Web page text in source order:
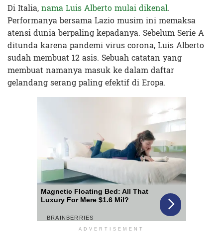
Di Italia,nama Luis Alberto mulai dikenal.
Performanya bersama Lazio musim ini memaksa
atensi dunia berpaling kepadanya. Sebelum Serie A
ditunda karena pandemi virus corona, Luis Alberto
sudah membuat 12 asis. Sebuah catatan yang
membuat namanya masuk ke dalam daftar
gelandang serang paling efektif di Eropa.
ADVERTISEMENT